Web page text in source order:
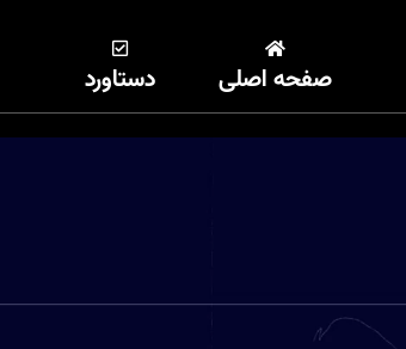
صفحه اصلی دستاورد